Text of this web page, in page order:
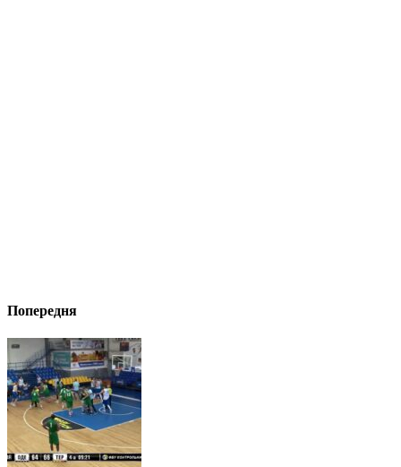
Попередня